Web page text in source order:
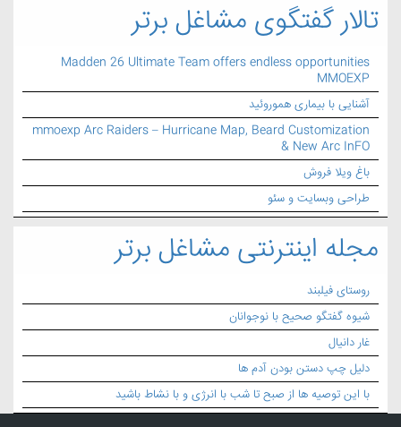
تالار گفتگوی مشاغل برتر
Madden 26 Ultimate Team offers endless opportunities
MMOEXP
آشنایی با بیماری هموروئید
mmoexp Arc Raiders – Hurricane Map, Beard Customization
& New Arc InFO
باغ ویلا فروش
طراحی وبسایت و سئو
مجله اینترنتی مشاغل برتر
روستای فیلبند
شیوه گفتگو صحیح با نوجوانان
غار دانیال
دلیل چپ دستن بودن آدم ها
با این توصیه ها از صبح تا شب با انرژی و با نشاط باشید